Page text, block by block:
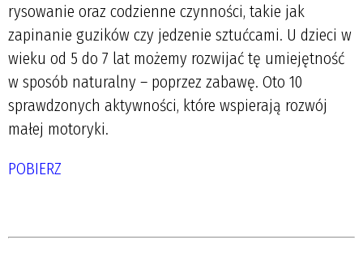
rysowanie oraz codzienne czynności, takie jak
zapinanie guzików czy jedzenie sztućcami. U dzieci w
wieku od 5 do 7 lat możemy rozwijać tę umiejętność
w sposób naturalny – poprzez zabawę. Oto 10
sprawdzonych aktywności, które wspierają rozwój
małej motoryki.
POBIERZ